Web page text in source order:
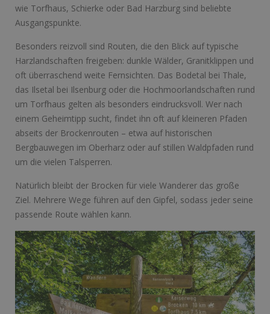
wie Torfhaus, Schierke oder Bad Harzburg sind beliebte
Ausgangspunkte.
Besonders reizvoll sind Routen, die den Blick auf typische
Harzlandschaften freigeben: dunkle Wälder, Granitklippen und
oft überraschend weite Fernsichten. Das Bodetal bei Thale,
das Ilsetal bei Ilsenburg oder die Hochmoorlandschaften rund
um Torfhaus gelten als besonders eindrucksvoll. Wer nach
einem Geheimtipp sucht, findet ihn oft auf kleineren Pfaden
abseits der Brockenrouten – etwa auf historischen
Bergbauwegen im Oberharz oder auf stillen Waldpfaden rund
um die vielen Talsperren.
Natürlich bleibt der Brocken für viele Wanderer das große
Ziel. Mehrere Wege führen auf den Gipfel, sodass jeder seine
passende Route wählen kann.